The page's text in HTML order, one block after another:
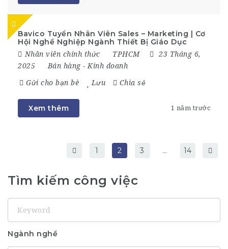
Bavico Tuyển Nhân Viên Sales – Marketing | Cơ
Hội Nghề Nghiệp Ngành Thiết Bị Giáo Dục
Nhân viên chính thức TPHCM
23 Tháng 6,
2025
Bán hàng- Kinh doanh
Gửi cho bạn bè Lưu Chia sẻ
Xem thêm 1 năm trước
1 2 3 … 14
Tìm kiếm công việc
Ngành nghề